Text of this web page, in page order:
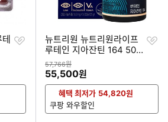
찜
뉴트리원 뉴트리원라이프
루테인 지아잔틴 164 50캡
슐 (3개)
상품금액
57,766원
할인금액
55,500원
찜
혜택 최저가 54,820원
쿠팡 와우할인